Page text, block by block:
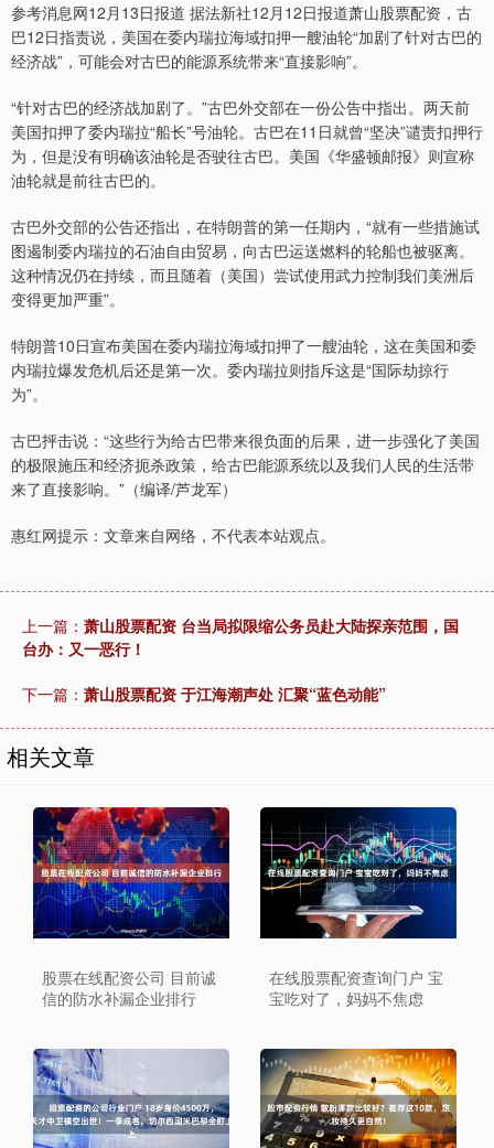
参考消息网12月13日报道 据法新社12月12日报道萧山股票配资，古
巴12日指责说，美国在委内瑞拉海域扣押一艘油轮“加剧了针对古巴的
经济战”，可能会对古巴的能源系统带来“直接影响”。
“针对古巴的经济战加剧了。”古巴外交部在一份公告中指出。两天前
美国扣押了委内瑞拉“船长”号油轮。古巴在11日就曾“坚决”谴责扣押行
为，但是没有明确该油轮是否驶往古巴。美国《华盛顿邮报》则宣称
油轮就是前往古巴的。
古巴外交部的公告还指出，在特朗普的第一任期内，“就有一些措施试
图遏制委内瑞拉的石油自由贸易，向古巴运送燃料的轮船也被驱离。
这种情况仍在持续，而且随着（美国）尝试使用武力控制我们美洲后
变得更加严重”。
特朗普10日宣布美国在委内瑞拉海域扣押了一艘油轮，这在美国和委
内瑞拉爆发危机后还是第一次。委内瑞拉则指斥这是“国际劫掠行
为”。
古巴抨击说：“这些行为给古巴带来很负面的后果，进一步强化了美国
的极限施压和经济扼杀政策，给古巴能源系统以及我们人民的生活带
来了直接影响。”（编译/芦龙军）
惠红网提示：文章来自网络，不代表本站观点。
上一篇： 萧山股票配资 台当局拟限缩公务员赴大陆探亲范围，国
台办：又一恶行！
下一篇： 萧山股票配资 于江海潮声处 汇聚“蓝色动能”
相关文章
股票在线配资公司 目前诚
信的防水补漏企业排行
在线股票配资查询门户 宝
宝吃对了，妈妈不焦虑